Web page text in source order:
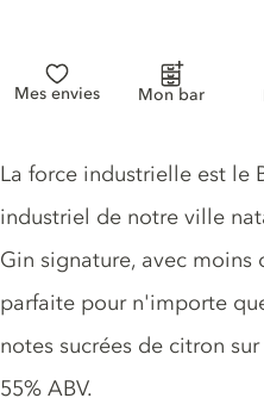
Mes envies Mon bar
Description du gin
La force industrielle est
industriel de notre ville
Gin signature, avec
parfaite pour n'importe
notes sucrées de citron
55% ABV.